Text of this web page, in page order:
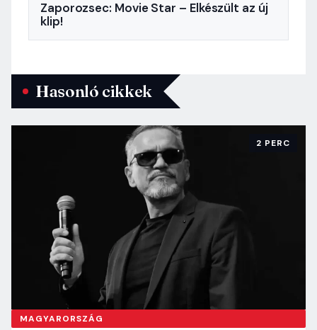
Zaporozsec: Movie Star – Elkészült az új
klip!
Hasonló cikkek
MAGYARORSZÁG
2 PERC